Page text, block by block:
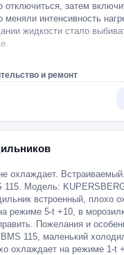
отключиться, затем
меняли интенсивность
жидкости стало
и ремонт
охлаждает.
115. Модель:
встроенный, плохо
режиме 5-t +10, в
Пожелания и
115, маленький
охлаждает на режиме 1-t